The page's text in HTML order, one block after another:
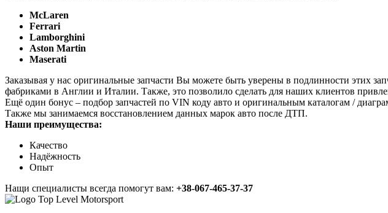
McLaren
Ferrari
Lamborghini
Aston Martin
Maserati
Заказывая у нас оригинальные запчасти Вы можете быть уверены в подлинности этих
фабриками в Англии и Италии. Также, это позволило сделать для наших клиентов
Ещё один бонус – подбор запчастей по VIN коду авто и оригинальным каталогам /
Также мы занимаемся восстановлением данных марок авто после ДТП.
Наши преимущества:
Качество
Надёжность
Опыт
Нащи специалисты всегда помогут вам: +38-067-465-37-37